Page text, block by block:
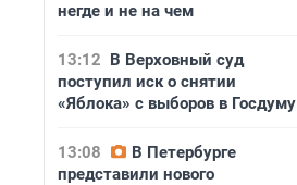
негде и не на чем
13:12 В Верховный суд
поступил иск о снятии
«Яблока» с выборов в Госдуму
13:08
В Петербурге
представили нового